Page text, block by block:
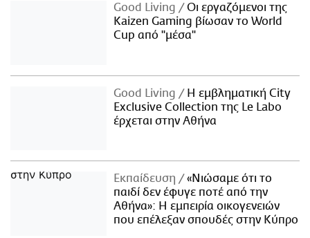
Good Living
Οι εργαζόμενοι της
Kaizen Gaming βίωσαν το World
Cup από "μέσα"
Good Living
Η εμβληματική City
Exclusive Collection της Le Labo
έρχεται στην Αθήνα
Εκπαίδευση
«Νιώσαμε ότι το
παιδί δεν έφυγε ποτέ από την
Αθήνα»: Η εμπειρία οικογενειών
που επέλεξαν σπουδές στην Κύπρο